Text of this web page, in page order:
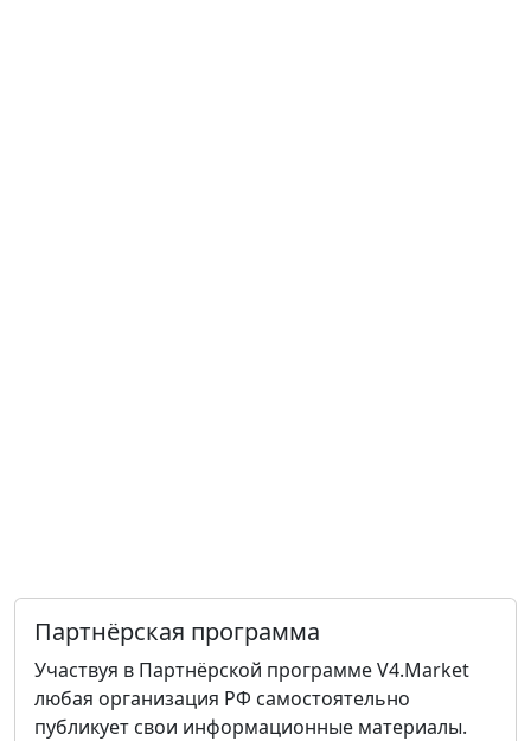
Партнёрская программа
Участвуя в Партнёрской программе V4.Market
любая организация РФ самостоятельно
публикует свои информационные материалы.